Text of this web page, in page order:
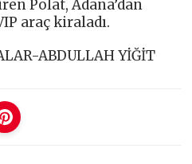
Polat, Adana’dan
araç kiraladı.
ABDULLAH YİĞİT